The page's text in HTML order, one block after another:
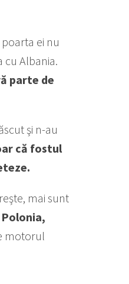
ei nu
cu Albania.
parte de
şi n-au
că fostul
mai sunt
motorul